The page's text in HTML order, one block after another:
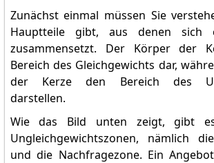
Zunächst einmal müssen Sie
Hauptteile gibt, aus denen sich
zusammensetzt. Der Körper der
Bereich des Gleichgewichts dar,
der Kerze den Bereich des
darstellen.
Wie das Bild unten zeigt, gibt
Ungleichgewichtszonen, nämlich
und die Nachfragezone. Ein